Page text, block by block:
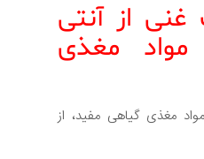
غنی از آنتی
مغذی
مغذی گیاهی مفید، از